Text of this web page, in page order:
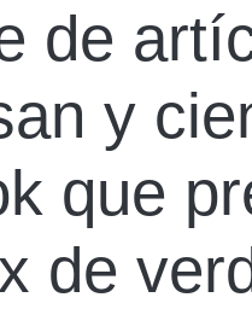
de
y
que
de